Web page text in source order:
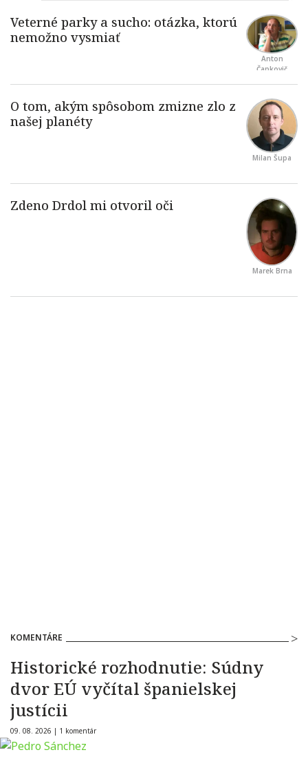
Anton
Čapkovič
Milan Šupa
Marek Brna
KOMENTÁRE
Historické rozhodnutie: Súdny
dvor EÚ vyčítal španielskej
justícii
09. 08. 2026 | 1 komentár